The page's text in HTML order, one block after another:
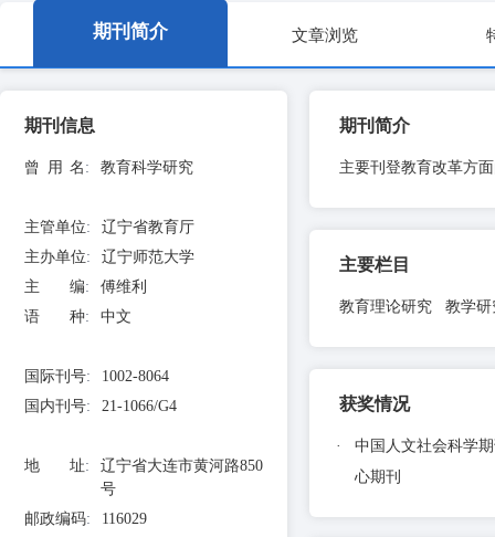
期刊简介 文章浏览
期刊信息
曾用名 : 教育科学研究
主管单位:
辽宁省教育厅
主办单位:
辽宁师范大学
主 编:
傅维利
语 种: 中文
国际刊号:
1002-8064
国内刊号: 21-1066/G4
地 址:
辽宁省大连市黄河路850
号
邮政编码:
116029
期刊简介
主要刊登教育改革方
主要栏目
教育理论研究 教学
获奖情况
·
中国人文社会科学
心期刊